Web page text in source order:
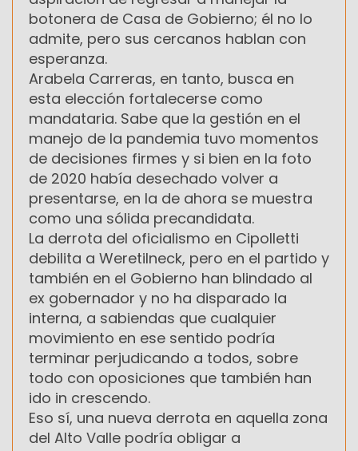
botonera de Casa de Gobierno; él no lo
admite, pero sus cercanos hablan con
esperanza.
Arabela Carreras, en tanto, busca en
esta elección fortalecerse como
mandataria. Sabe que la gestión en el
manejo de la pandemia tuvo momentos
de decisiones firmes y si bien en la foto
de 2020 había desechado volver a
presentarse, en la de ahora se muestra
como una sólida precandidata.
La derrota del oficialismo en Cipolletti
debilita a Weretilneck, pero en el partido y
también en el Gobierno han blindado al
ex gobernador y no ha disparado la
interna, a sabiendas que cualquier
movimiento en ese sentido podría
terminar perjudicando a todos, sobre
todo con oposiciones que también han
ido in crescendo.
Eso sí, una nueva derrota en aquella zona
del Alto Valle podría obligar a